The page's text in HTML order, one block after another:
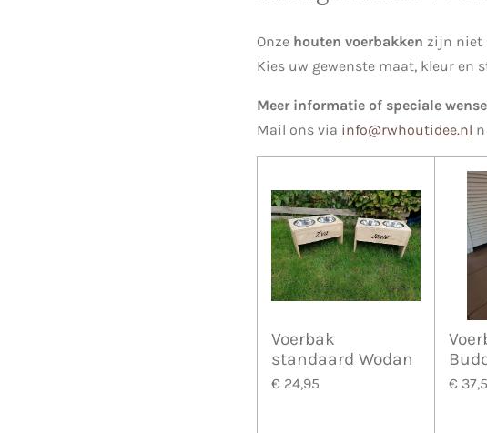
Onze houten voerbakken zijn niet
Kies uw gewenste maat, kleur en
Meer informatie of speciale
Mail ons via info@rwhoutidee.nl
Voerbak
standaard Wodan
€ 24,95 €